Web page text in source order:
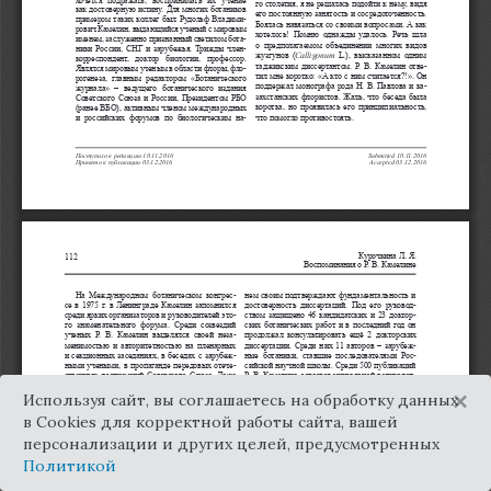
Используя сайт, вы соглашаетесь на обработку данных
в Cookies для корректной работы сайта, вашей
персонализации и других целей, предусмотренных
Политикой
×